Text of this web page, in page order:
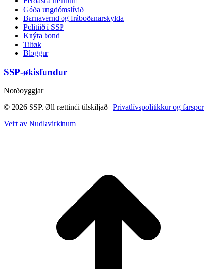
Góða ungdómslívið
Barnavernd og fráboðanarskylda
Politiið í SSP
Knýta bond
Tiltøk
Bloggur
SSP-økisfundur
Norðoyggjar
© 2026 SSP. Øll rættindi tilskiljað | Privatlívspolitikkur og farspor
Veitt av Nudlavirkinum